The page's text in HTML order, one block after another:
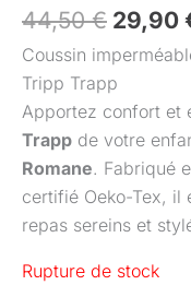
44,50€ 29,90
Coussin
Tripp Trapp
Apportez confort et
Trapp de votre
Romane. Fabriqué
certifié Oeko-Tex, il
repas sereins et
Rupture de stock